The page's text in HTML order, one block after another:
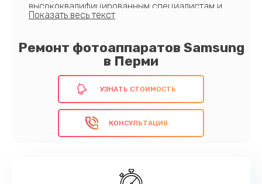
Ремонт фотоаппаратов Samsung
в Перми
высококвалифицированным специалистам и
использованию оригинальных запчастей, мы
восстановление вашего оборудования.
Предлагаем прозрачные условия
обслуживания и максимально доступные цены.
Обратитесь к профессионалам сейчас!
УЗНАТЬ СТОИМОСТЬ
КОНСУЛЬТАЦИЯ